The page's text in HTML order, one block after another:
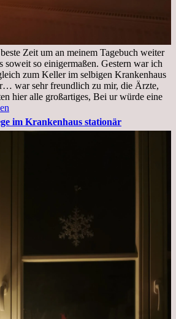
Zeit um an meinem Tagebuch weiter
soweit so einigermaßen. Gestern war ich
zum Keller im selbigen Krankenhaus
war sehr freundlich zu mir, die Ärzte,
hier alle großartiges, Bei ur würde eine
im Krankenhaus stationär